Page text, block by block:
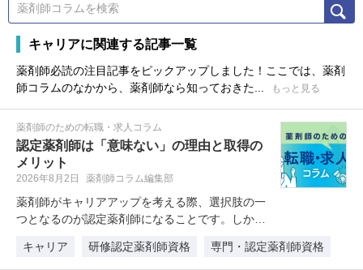
キャリアに関連する記事一覧
薬剤師必読の注目記事をピックアップしました！ここでは、薬剤
師コラムのなかから、薬剤師なら知っておきた...
もっと見る
薬剤師のための転職・求人コラム
認定薬剤師は「意味ない」の理由と取得の
メリット
2026年8月2日 薬剤師コラム編集部
薬剤師がキャリアアップを考える際、選択肢の一
つとなるのが認定薬剤師になることです。しか
キャリア
研修認定薬剤師資格 専門・認定薬剤師資格